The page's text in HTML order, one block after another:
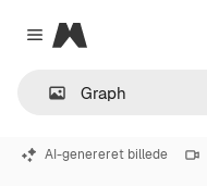
Close menu
Magnific
AI-genereret billede